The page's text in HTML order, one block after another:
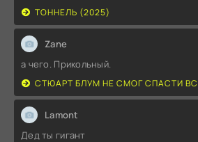
ТОННЕЛЬ (2025)
Zane
а чего. Прикольный.
СТЮАРТ БЛУМ НЕ СМОГ СПАСТИ
Lamont
Дед ты гигант